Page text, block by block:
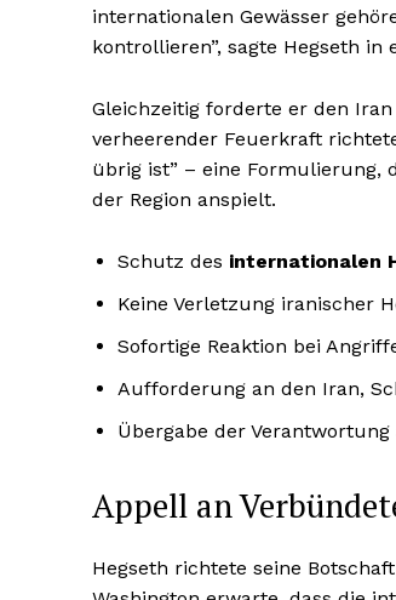
internationalen Gewässer
kontrollieren”, sagte Hegseth
Gleichzeitig forderte er den
verheerender Feuerkraft
übrig ist” – eine Formulierung,
der Region anspielt.
Schutz des internationalen
Keine Verletzung iranischer
Sofortige Reaktion bei
Aufforderung an den Iran,
Übergabe der
Appell an
Hegseth richtete seine